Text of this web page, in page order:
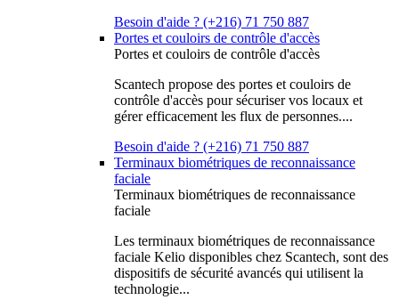
Besoin d'aide ? (+216) 71 750 887
Portes et couloirs de contrôle d'accès
Portes et couloirs de contrôle d'accès
Scantech propose des portes et couloirs de
contrôle d'accès pour sécuriser vos locaux et
gérer efficacement les flux de personnes....
Besoin d'aide ? (+216) 71 750 887
Terminaux biométriques de reconnaissance
faciale
Terminaux biométriques de reconnaissance
faciale
Les terminaux biométriques de reconnaissance
faciale Kelio disponibles chez Scantech, sont des
dispositifs de sécurité avancés qui utilisent la
technologie...